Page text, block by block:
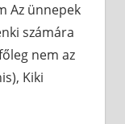
Az ünnepek
számára
nem az
Kiki